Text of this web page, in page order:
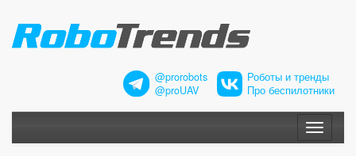
@prorobots
@proUAV
Роботы и тренды
Про беспилотники
Меню